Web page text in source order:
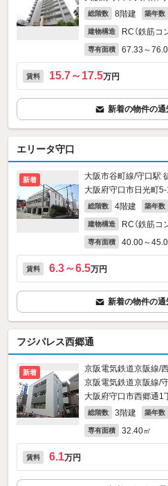
総階数 8階建 築年数
建物構造 RC（鉄筋コ
専有面積 67.33～
賃料 15.7～17.5万円
新着の物件の
エリータ守口
新着
大阪市谷町線/守口駅
大阪府守口市日光町5-
総階数 4階建 築年数
建物構造 RC（鉄筋コ
専有面積 40.00～
賃料 6.3～6.5万円
新着の物件の
フジパレス西郷通
新着
京阪電気鉄道京阪線/
京阪電気鉄道京阪線/
大阪府守口市西郷通1
総階数 3階建 築年数
専有面積 32.40㎡
賃料 6.1万円